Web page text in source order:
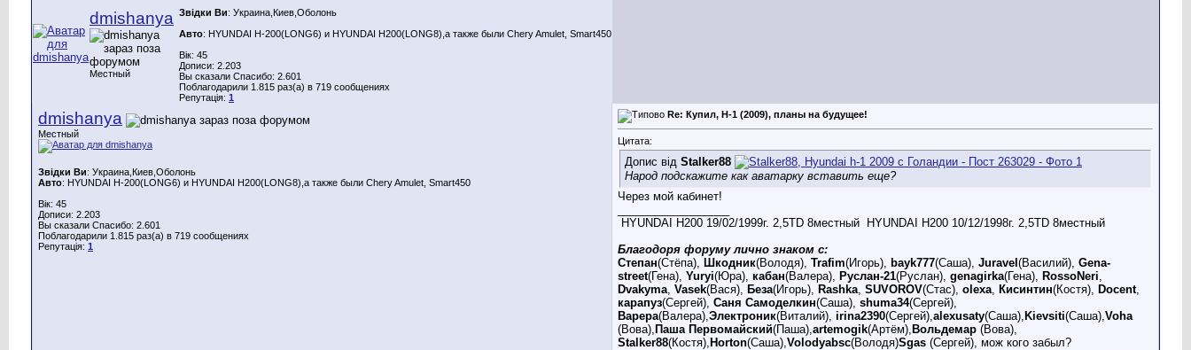
dmishanya
Местный
Звідки Ви: Украина,Киев,Оболонь
Авто: HYUNDAI H-200(LONG6) и HYUNDAI H200(LONG8),а также были Chery Amulet, Smart450
Вік: 45
Дописи: 2.203
Вы сказали Спасибо: 2.601
Поблагодарили 1.815 раз(а) в 719 сообщениях
Репутація: 1
dmishanya
Местный
Звідки Ви: Украина,Киев,Оболонь
Авто: HYUNDAI H-200(LONG6) и HYUNDAI H200(LONG8),а также были Chery Amulet, Smart450
Вік: 45
Дописи: 2.203
Вы сказали Спасибо: 2.601
Поблагодарили 1.815 раз(а) в 719 сообщениях
Репутація: 1
Re: Купил, H-1 (2009), планы на будущее!
Цитата:
Допис від Stalker88
Народ подскажите как аватарку вставить еще?
Через мой кабинет!
HYUNDAI H200 19/02/1999г. 2,5TD 8местный
HYUNDAI H200 10/12/1998г. 2,5TD 8местный
Благодоря форуму лично знаком с:
Степан(Стёпа), Шкодник(Володя), Trafim(Игорь), bayk777(Саша), Juravel (Василий), Gena-
street(Гена), Yuryi(Юра), кабан(Валера), Руслан-21(Руслан), genagirka(Гена), RossoNeri
Dvakyma Vasek(Вася), Беза(Игорь), Rashka SUVOROV(Стас), olexa Кисинтин(Костя), Docent,
карапуз(Сергей), Саня Самоделкин(Саша), shuma34(Сергей),
Варера(Валера), Электроник(Виталий), irina2390(Сергей), alexusaty(Саша), Kievsiti(Саша), Voha
(Вова), Паша Первомайский(Паша), artemogik(Артём), Вольдемар (Вова),
Stalker88(Костя), Horton(Саша), Volodyabsc(Володя)Sgas (Сергей), мож кого забыл?